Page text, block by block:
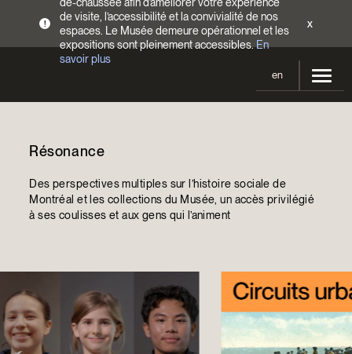
!
de visite, l’accessibilité et la convivialité de nos
espaces. Le Musée demeure opérationnel et les
expositions sont pleinement accessibles.En
savoir plus
x
en
Tarifs
Accès
En cours et à venir
Expositions passées
Activités
Calendrier
Programmation Cultures autochtones
Colloques et symposiums
Groupes
Collections en ligne
EncycloModeQC
Restauration
Faire un don
Campagne annuelle
Impact de votre don
Devenir Membre Billets | Rabais 2 $
Blogue Infolettre
Résonance
Des perspectives multiples sur l’histoire sociale de
Montréal et les collections du Musée, un accès privilégié
à ses coulisses et aux gens qui l’animent